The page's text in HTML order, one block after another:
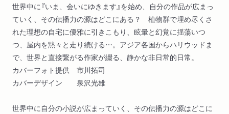
世界中に『いま、会いにゆきます』を始め、自分の作品が広まっ
ていく、その伝播力の源はどこにある？ 植物群で埋め尽くさ
れた理想の自宅に優雅に引きこもり、眩暈と幻覚に揺蕩いつ
つ、屋内を黙々と走り続ける…。アジア各国からハリウッドま
で、世界と直接繋がる作家が綴る、静かな非日常的日常。
カバーフォト提供 市川拓司
カバーデザイン 泉沢光雄
世界中に自分の小説が広まっていく、その伝播力の源はどこに